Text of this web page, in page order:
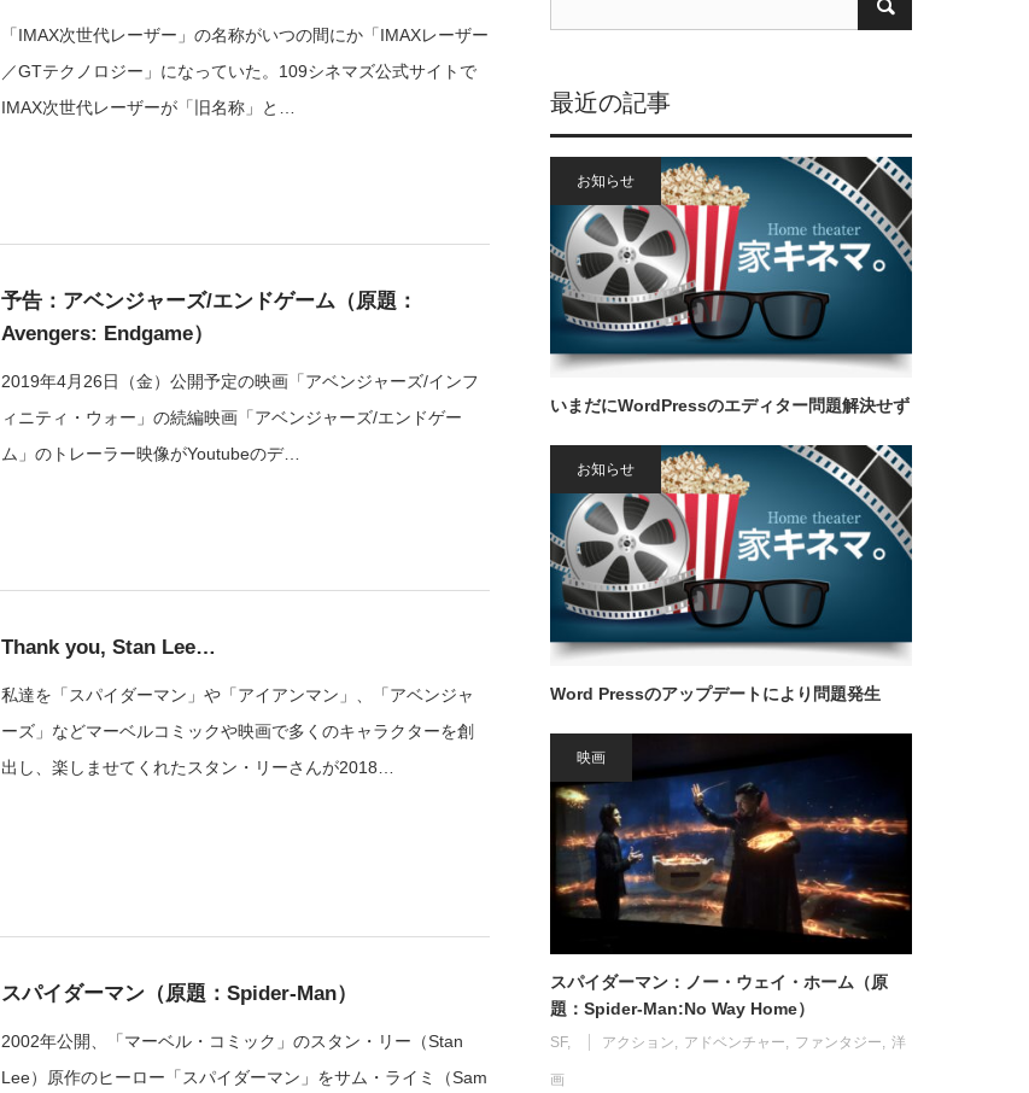
「IMAX次世代レーザー」の名称がいつの間にか「IMAXレーザー
／GTテクノロジー」になっていた。109シネマズ公式サイトで
IMAX次世代レーザーが「旧名称」と…
予告：アベンジャーズ/エンドゲーム（原題：
Avengers: Endgame）
2019年4月26日（金）公開予定の映画「アベンジャーズ/インフ
ィニティ・ウォー」の続編映画「アベンジャーズ/エンドゲー
ム」のトレーラー映像がYoutubeのデ…
Thank you, Stan Lee…
私達を「スパイダーマン」や「アイアンマン」、「アベンジャ
ーズ」などマーベルコミックや映画で多くのキャラクターを創
出し、楽しませてくれたスタン・リーさんが2018…
スパイダーマン（原題：Spider-Man）
2002年公開、「マーベル・コミック」のスタン・リー（Stan
Lee）原作のヒーロー「スパイダーマン」をサム・ライミ（Sam
最近の記事
お知らせ
いまだにWordPressのエディター問題解決せず
お知らせ
Word Pressのアップデートにより問題発生
映画
スパイダーマン：ノー・ウェイ・ホーム（原
題：Spider-Man:No Way Home）
SF アクション アドベンチャー ファンタジー 洋
画